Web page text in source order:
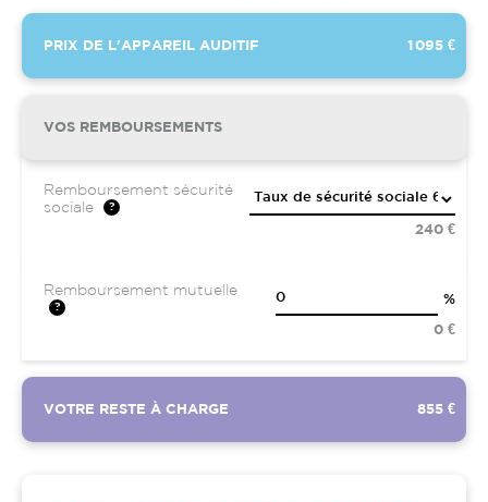
PRIX DE L'APPAREIL AUDITIF 1 095 €
VOS REMBOURSEMENTS
Remboursement sécurité
sociale
240 €
Remboursement mutuelle
%
0 €
VOTRE RESTE À CHARGE 855 €